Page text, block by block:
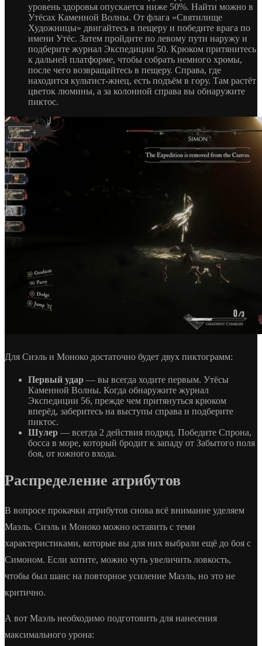
уровень здоровья опускается ниже 50%. Найти можно в
Утёсах Каменной Волны. От флага «Святилище
Художницы» двигайтесь в пещеру и победите врага по
имени Утёс. Затем пройдите по левому пути наружу и
подберите журнал Экспедиции 50. Крюком притянитесь
к дальней платформе, чтобы собрать немного хромы,
после чего возвращайтесь в пещеру. Справа, где
находится культист-жнец, есть подъём в гору. Там растёт
цветок люмины, а за колонной справа вы обнаружите
пиктос.
Для Сиэль и Моноко достаточно будет двух пиктограмм:
Первый удар — вы всегда ходите первым. Утёсы
Каменной Волны. Когда обнаружите журнал
Экспедиции 56, прежде чем притянуться крюком
вперёд, заберитесь на выступы справа и подберите
пиктос.
Шулер — всегда 2 действия подряд. Победите Спрона,
босса в море, который бродит к западу от Забытого поля
боя, от южного входа.
Распределение атрибутов
В вопросе прокачки атрибутов снова всё внимание уделяем
Маэль. Сиэль и Моноко можно оставить с теми
характеристиками, которые вы для них выбрали ещё до боя с
Симоном. Если хотите, можно чуть увеличить ловкость,
чтобы был шанс на повторное усиление Маэль, но это не
критично.
А вот Маэль необходимо подготовить для нанесения
максимального урона: